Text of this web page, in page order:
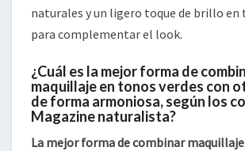
naturales y un ligero toque de brillo en
para complementar el look.
¿Cuál es la mejor forma de
maquillaje en tonos verdes con
de forma armoniosa, según los
Magazine naturalista?
La mejor forma de combinar